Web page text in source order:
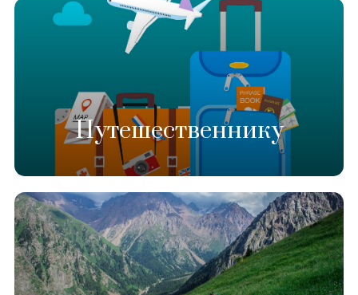
Путешественнику